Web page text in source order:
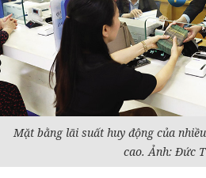
Mặt bằng lãi suất huy động của nhiều
cao. Ảnh: Đức